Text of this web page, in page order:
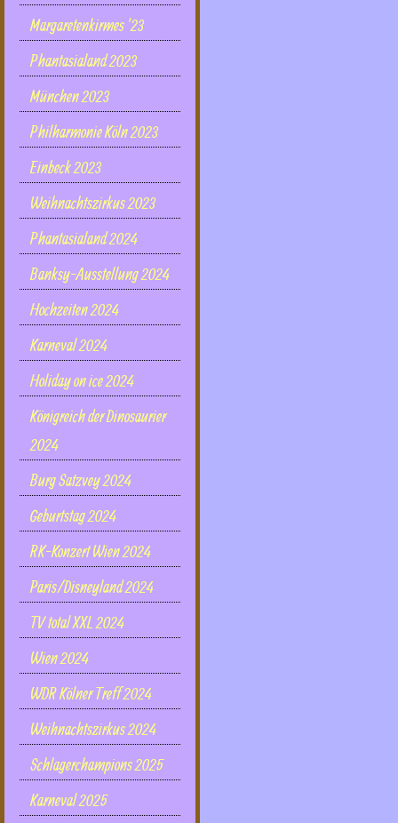
Margaretenkirmes '23
Phantasialand 2023
München 2023
Philharmonie Köln 2023
Einbeck 2023
Weihnachtszirkus 2023
Phantasialand 2024
Banksy-Ausstellung 2024
Hochzeiten 2024
Karneval 2024
Holiday on ice 2024
Königreich der Dinosaurier
2024
Burg Satzvey 2024
Geburtstag 2024
RK-Konzert Wien 2024
Paris/Disneyland 2024
TV total XXL 2024
Wien 2024
WDR Kölner Treff 2024
Weihnachtszirkus 2024
Schlagerchampions 2025
Karneval 2025